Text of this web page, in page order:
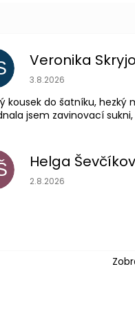
Veronika
Hodnocení obchodu
3.8.2026
kousek do šatníku, hezký
jsem zavinovací
Helga
Hodnocení obchodu
2.8.2026